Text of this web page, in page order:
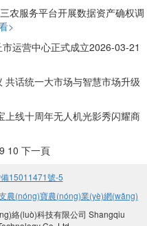
农服务平台开展数据资产确权调
>
运营中心正式成立2026-03-21
话统一大市场与智慧市场升级
线十周年无人机光影秀闪耀商
9 10 下一頁
15011471號-5
農(nóng)寶農(nóng)業(yè)網(wǎng)
絡(luò)科技有限公司 Shangqiu